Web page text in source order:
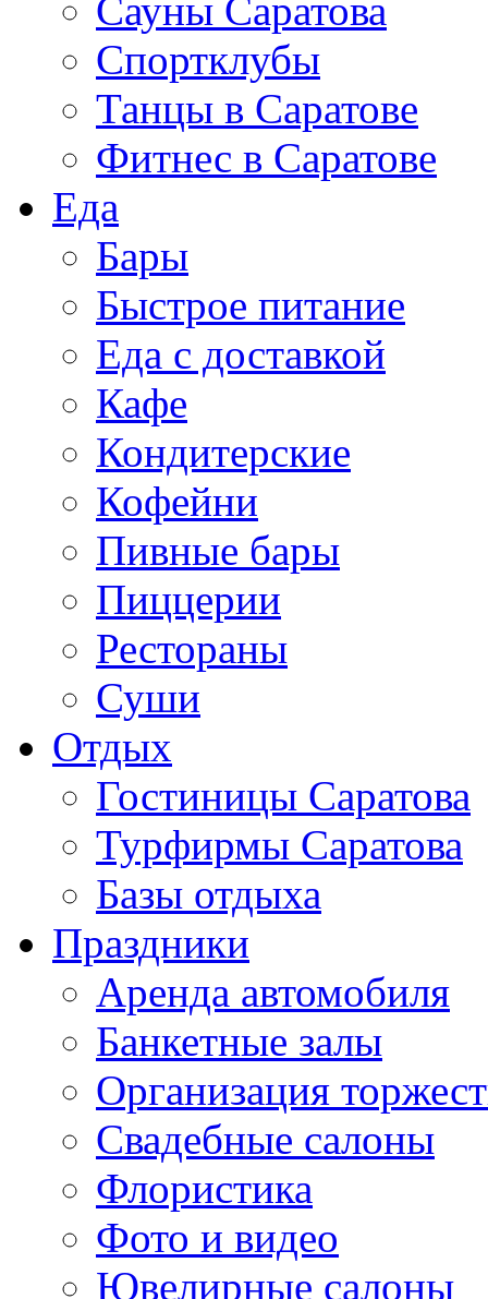
Сауны Саратова
Спортклубы
Танцы в Саратове
Фитнес в Саратове
Еда
Бары
Быстрое питание
Еда с доставкой
Кафе
Кондитерские
Кофейни
Пивные бары
Пиццерии
Рестораны
Суши
Отдых
Гостиницы Саратова
Турфирмы Саратова
Базы отдыха
Праздники
Аренда автомобиля
Банкетные залы
Организация
Свадебные салоны
Флористика
Фото и видео
Ювелирные салоны